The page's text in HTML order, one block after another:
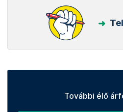
További élő